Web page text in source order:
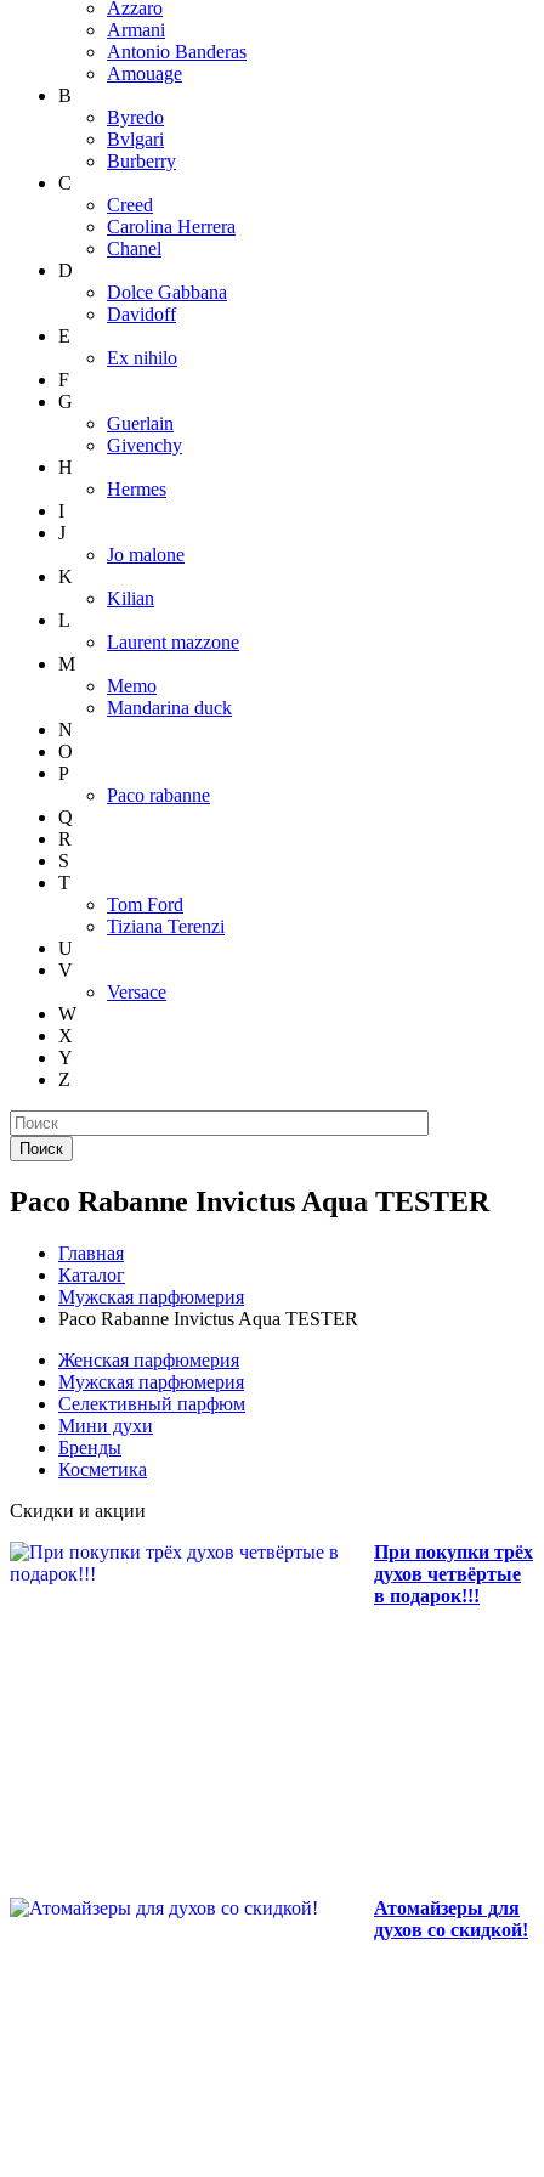
Azzaro
Armani
Antonio Banderas
Amouage
B
Byredo
Bvlgari
Burberry
C
Creed
Carolina Herrera
Chanel
D
Dolce Gabbana
Davidoff
E
Ex nihilo
F
G
Guerlain
Givenchy
H
Hermes
I
J
Jo malone
K
Kilian
L
Laurent mazzone
M
Memo
Mandarina duck
N
O
P
Paco rabanne
Q
R
S
T
Tom Ford
Tiziana Terenzi
U
V
Versace
W
X
Y
Z
Поиск
Paco Rabanne Invictus Aqua TESTER
Главная
Каталог
Мужская парфюмерия
Paco Rabanne Invictus Aqua TESTER
Женская парфюмерия
Мужская парфюмерия
Селективный парфюм
Мини духи
Бренды
Косметика
Скидки и акции
При покупки трёх
духов четвёртые
в подарок!!!
Атомайзеры для
духов со скидкой!